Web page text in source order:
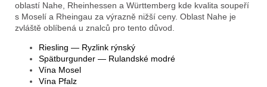
oblastí Nahe, Rheinhessen a Württemberg kde kvalita soupeří
s Moselí a Rheingau za výrazně nižší ceny. Oblast Nahe je
zvláště oblíbená u znalců pro tento důvod.
Riesling — Ryzlink rýnský
Spätburgunder — Rulandské modré
Vína Mosel
Vína Pfalz